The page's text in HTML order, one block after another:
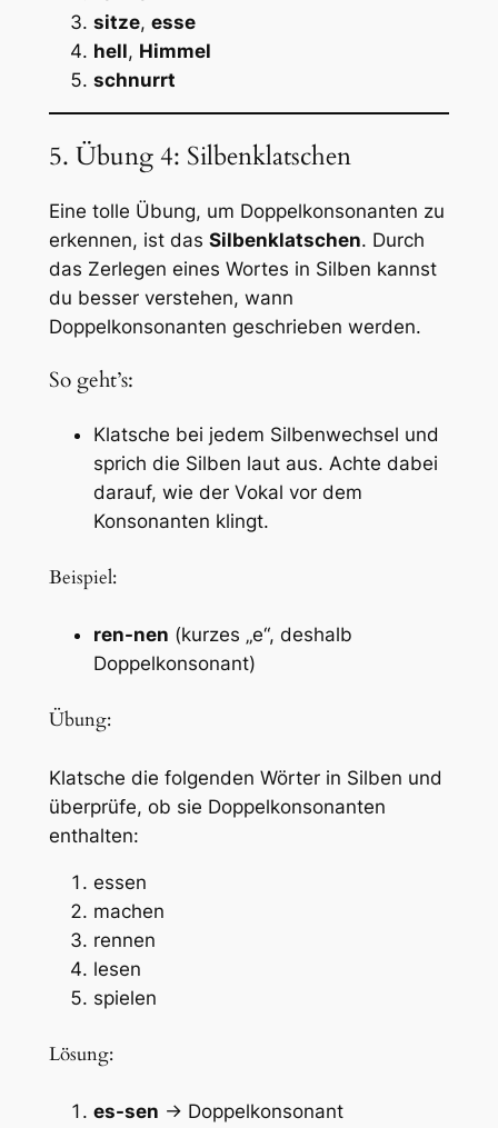
sitze, esse
hell, Himmel
schnurrt
5. Übung 4: Silbenklatschen
Eine tolle Übung, um Doppelkonsonanten zu
erkennen, ist das Silbenklatschen. Durch
das Zerlegen eines Wortes in Silben kannst
du besser verstehen, wann
Doppelkonsonanten geschrieben werden.
So geht’s:
Klatsche bei jedem Silbenwechsel und
sprich die Silben laut aus. Achte dabei
darauf, wie der Vokal vor dem
Konsonanten klingt.
Beispiel:
ren-nen (kurzes „e“, deshalb
Doppelkonsonant)
Übung:
Klatsche die folgenden Wörter in Silben und
überprüfe, ob sie Doppelkonsonanten
enthalten:
essen
machen
rennen
lesen
spielen
Lösung:
es-sen → Doppelkonsonant